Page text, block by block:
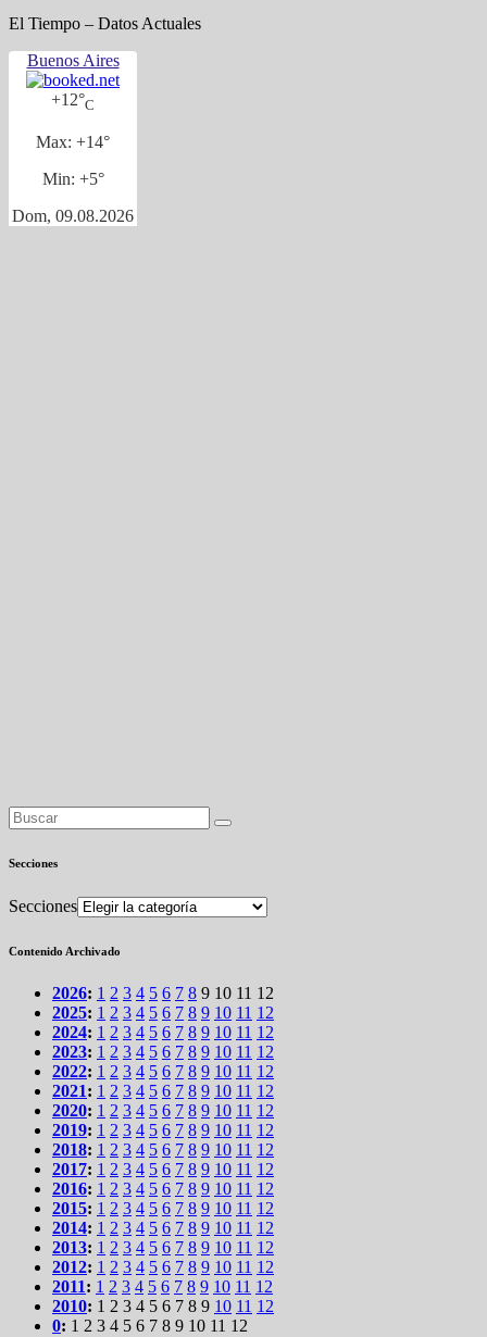
El Tiempo – Datos Actuales
Buenos Aires
+12°C
Max: +14°
Min: +5°
Dom, 09.08.2026
Secciones
Secciones
Contenido Archivado
2026: 1 2 3 4 5 6 7 8 9 10 11 12
2025: 1 2 3 4 5 6 7 8 9 10 11 12
2024: 1 2 3 4 5 6 7 8 9 10 11 12
2023: 1 2 3 4 5 6 7 8 9 10 11 12
2022: 1 2 3 4 5 6 7 8 9 10 11 12
2021: 1 2 3 4 5 6 7 8 9 10 11 12
2020: 1 2 3 4 5 6 7 8 9 10 11 12
2019: 1 2 3 4 5 6 7 8 9 10 11 12
2018: 1 2 3 4 5 6 7 8 9 10 11 12
2017: 1 2 3 4 5 6 7 8 9 10 11 12
2016: 1 2 3 4 5 6 7 8 9 10 11 12
2015: 1 2 3 4 5 6 7 8 9 10 11 12
2014: 1 2 3 4 5 6 7 8 9 10 11 12
2013: 1 2 3 4 5 6 7 8 9 10 11 12
2012: 1 2 3 4 5 6 7 8 9 10 11 12
2011: 1 2 3 4 5 6 7 8 9 10 11 12
2010: 1 2 3 4 5 6 7 8 9 10 11 12
0: 1 2 3 4 5 6 7 8 9 10 11 12